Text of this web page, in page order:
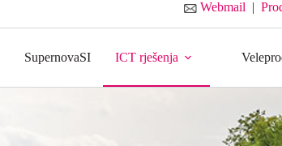
Webmail |
SupernovaSI ICT rješenja